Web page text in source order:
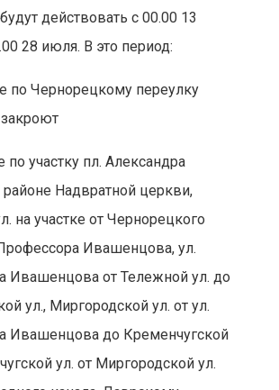
действовать с 00.00 13
28 июля. В это период:
по Чернорецкому переулку
участку пл. Александра
районе Надвратной церкви,
на участке от Чернорецкого
Ивашенцова, ул.
Ивашенцова от Тележной ул. до
ул., Миргородской ул. от ул.
Ивашенцова до Кременчугской
ул. от Миргородской ул.